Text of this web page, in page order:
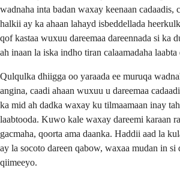
wadnaha inta badan waxay keenaan cadaadis,
halkii ay ka ahaan lahayd isbeddellada
qof kastaa wuxuu dareemaa dareennada si ka
ah inaan la iska indho tiran calaamadaha
Qulqulka dhiigga oo yaraada ee muruqa
angina, caadi ahaan wuxuu u dareemaa
ka mid ah dadka waxay ku tilmaamaan inay
laabtooda. Kuwo kale waxay dareemi karaan
gacmaha, qoorta ama daanka. Haddii aad la
ay la socoto dareen qabow, waxaa mudan in si
qiimeeyo.